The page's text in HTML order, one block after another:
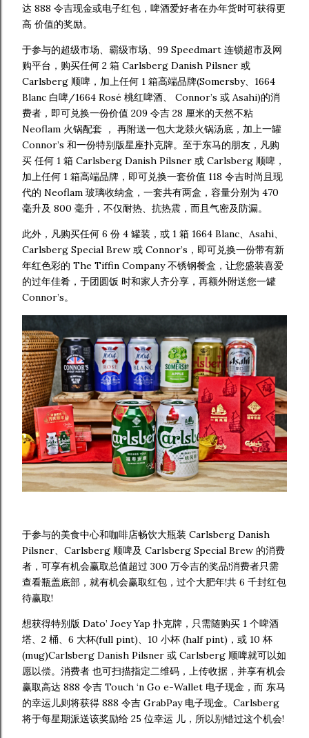
达 888 令吉现金或电子红包，啤酒爱好者在办年货时可获得更
高 价值的奖励。
于参与的超级市场、霸级市场、99 Speedmart 连锁超市及网
购平台，购买任何 2 箱 Carlsberg Danish Pilsner 或
Carlsberg 顺啤，加上任何 1 箱高端品牌(Somersby、1664
Blanc 白啤/1664 Rosé 桃红啤酒、 Connor’s 或 Asahi)的消
费者，即可兑换一份价值 209 令吉 28 厘米的天然不粘
Neoflam 火锅配套 ， 再附送一包大龙燚火锅汤底，加上一罐
Connor’s 和一份特别版星座扑克牌。至于东马的朋友，凡购
买 任何 1 箱 Carlsberg Danish Pilsner 或 Carlsberg 顺啤，
加上任何 1 箱高端品牌，即可兑换一套价值 118 令吉时尚且现
代的 Neoflam 玻璃收纳盒，一套共有两盒，容量分别为 470
毫升及 800 毫升，不仅耐热、抗热震，而且气密及防漏。
此外，凡购买任何 6 份 4 罐装，或 1 箱 1664 Blanc、Asahi、
Carlsberg Special Brew 或 Connor’s，即可兑换一份带有新
年红色彩的 The Tiffin Company 不锈钢餐盒，让您盛装喜爱
的过年佳肴，于团圆饭 时和家人齐分享，再额外附送您一罐
Connor’s。
于参与的美食中心和咖啡店畅饮大瓶装 Carlsberg Danish
Pilsner、Carlsberg 顺啤及 Carlsberg Special Brew 的消费
者，可享有机会赢取总值超过 300 万令吉的奖品!消费者只需
查看瓶盖底部，就有机会赢取红包，过个大肥年!共 6 千封红包
待赢取!
想获得特别版 Dato’ Joey Yap 扑克牌，只需随购买 1 个啤酒
塔、2 桶、6 大杯(full pint)、10 小杯 (half pint)，或 10 杯
(mug)Carlsberg Danish Pilsner 或 Carlsberg 顺啤就可以如
愿以偿。消费者 也可扫描指定二维码，上传收据，并享有机会
赢取高达 888 令吉 Touch ‘n Go e-Wallet 电子现金，而 东马
的幸运儿则将获得 888 令吉 GrabPay 电子现金。Carlsberg
将于每星期派送该奖励给 25 位幸运 儿，所以别错过这个机会!